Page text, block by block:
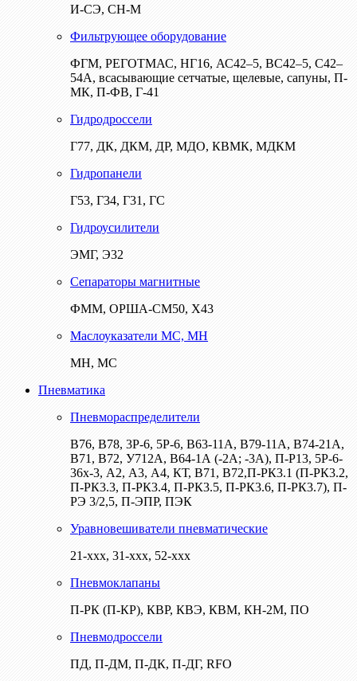
И-СЭ, СН-М
Фильтрующее оборудование
ФГМ, РЕГОТМАС, НГ16, АС42–5, ВС42–5, С42–
54А, всасывающие сетчатые, щелевые, сапуны, П-
МК, П-ФВ, Г-41
Гидродроссели
Г77, ДК, ДКМ, ДР, МДО, КВМК, МДКМ
Гидропанели
Г53, Г34, Г31, ГС
Гидроусилители
ЭМГ, Э32
Сепараторы магнитные
ФММ, ОРША-СМ50, Х43
Маслоуказатели МС, МН
МН, МС
Пневматика
Пневмораспределители
В76, В78, 3Р-6, 5Р-6, В63-11А, В79-11А, В74-21А,
В71, В72, У712А, В64-1А (-2А; -3А), П-Р13, 5Р-6-
36х-3, А2, А3, А4, КТ, В71, В72,П-РК3.1 (П-РК3.2,
П-РК3.3, П-РК3.4, П-РК3.5, П-РК3.6, П-РК3.7), П-
РЭ 3/2,5, П-ЭПР, ПЭК
Уравновешиватели пневматические
21-ххх, 31-ххх, 52-ххх
Пневмоклапаны
П-РК (П-КР), КВР, КВЭ, КВМ, КН-2М, ПО
Пневмодроссели
ПД, П-ДМ, П-ДК, П-ДГ, RFO